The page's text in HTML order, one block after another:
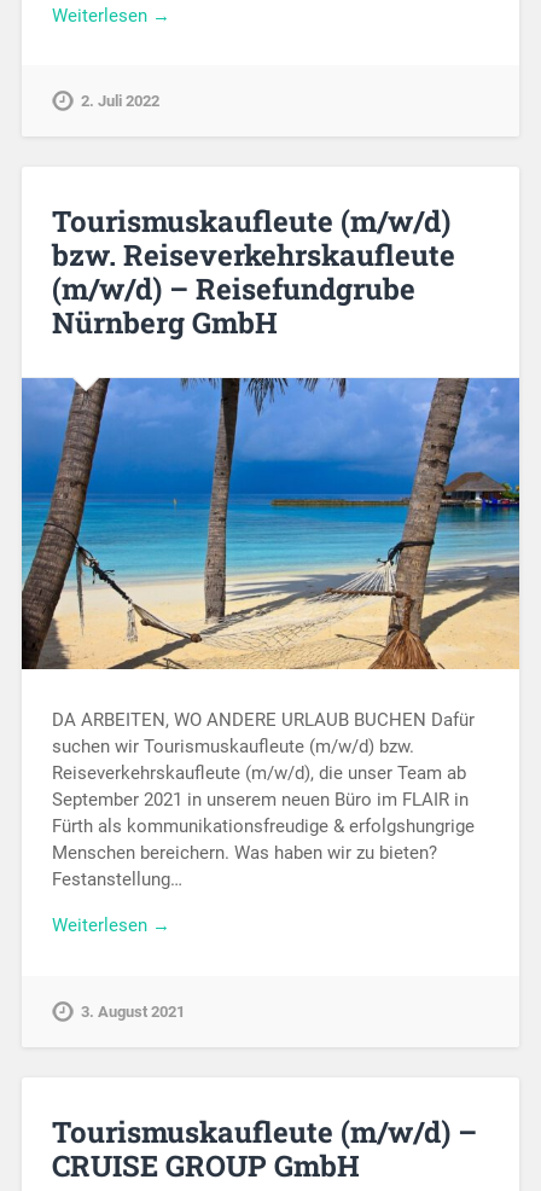
Weiterlesen →
2. Juli 2022
Tourismuskaufleute (m/w/d)
bzw. Reiseverkehrskaufleute
(m/w/d) – Reisefundgrube
Nürnberg GmbH
DA ARBEITEN, WO ANDERE URLAUB BUCHEN Dafür
suchen wir Tourismuskaufleute (m/w/d) bzw.
Reiseverkehrskaufleute (m/w/d), die unser Team ab
September 2021 in unserem neuen Büro im FLAIR in
Fürth als kommunikationsfreudige & erfolgshungrige
Menschen bereichern. Was haben wir zu bieten?
Festanstellung…
Weiterlesen →
3. August 2021
Tourismuskaufleute (m/w/d) –
CRUISE GROUP GmbH